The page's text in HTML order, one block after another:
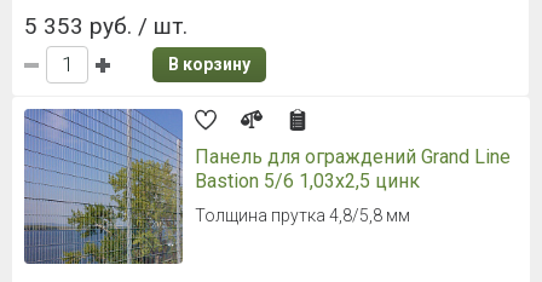
5 353 руб. / шт.
В корзину
Панель для ограждений Grand Line
Bastion 5/6 1,03x2,5 цинк
Толщина прутка 4,8/5,8 мм